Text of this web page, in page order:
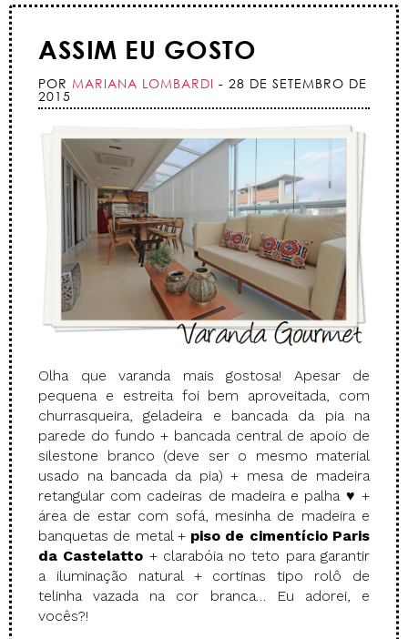
ASSIM EU GOSTO
POR MARIANA LOMBARDI - 28 DE SETEMBRO DE
2015
Olha que varanda mais gostosa! Apesar de
pequena e estreita foi bem aproveitada, com
churrasqueira, geladeira e bancada da pia na
parede do fundo + bancada central de apoio de
silestone branco (deve ser o mesmo material
usado na bancada da pia) + mesa de madeira
retangular com cadeiras de madeira e palha ♥ +
área de estar com sofá, mesinha de madeira e
banquetas de metal + piso de cimentício Paris
da Castelatto + clarabóia no teto para garantir
a iluminação natural + cortinas tipo rolô de
telinha vazada na cor branca… Eu adorei, e
vocês?!